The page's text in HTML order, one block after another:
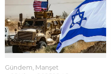
Gündem Manşet